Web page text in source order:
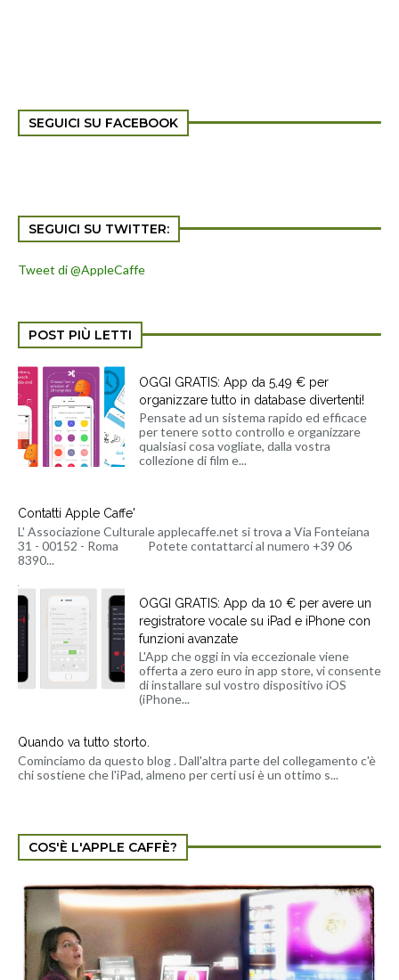
SEGUICI SU FACEBOOK
SEGUICI SU TWITTER:
Tweet di @AppleCaffe
POST PIÙ LETTI
OGGI GRATIS: App da 5,49 € per
organizzare tutto in database divertenti!
Pensate ad un sistema rapido ed efficace
per tenere sotto controllo e organizzare
qualsiasi cosa vogliate, dalla vostra
collezione di film e...
Contatti Apple Caffe'
L' Associazione Culturale applecaffe.net si trova a Via Fonteiana
31 - 00152 - Roma Potete contattarci al numero +39 06
8390...
OGGI GRATIS: App da 10 € per avere un
registratore vocale su iPad e iPhone con
funzioni avanzate
L'App che oggi in via eccezionale viene
offerta a zero euro in app store, vi consente
di installare sul vostro dispositivo iOS
(iPhone...
Quando va tutto storto.
Cominciamo da questo blog . Dall'altra parte del collegamento c'è
chi sostiene che l'iPad, almeno per certi usi è un ottimo s...
COS'È L'APPLE CAFFÈ?